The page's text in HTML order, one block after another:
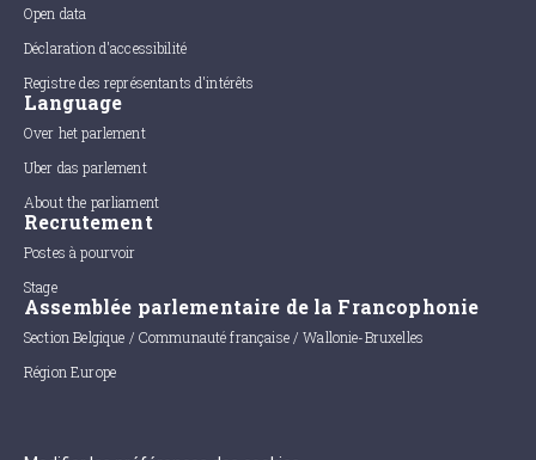
Open data
Déclaration d'accessibilité
Registre des représentants d'intérêts
Language
Over het parlement
Uber das parlement
About the parliament
Recrutement
Postes à pourvoir
Stage
Assemblée parlementaire de la Francophonie
Section Belgique / Communauté française / Wallonie-Bruxelles
Région Europe